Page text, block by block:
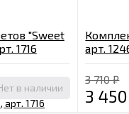
"Sweet
1716
в наличии
арт.
3 710₽
3